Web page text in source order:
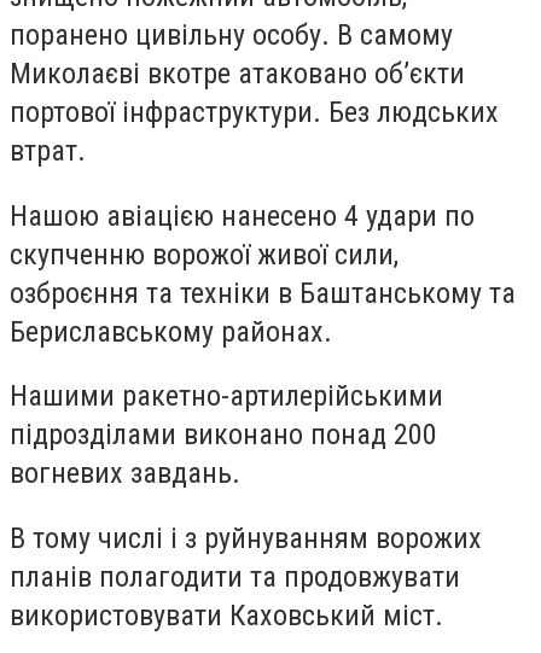
поранено цивільну особу. В самому
Миколаєві вкотре атаковано об’єкти
портової інфраструктури. Без людських
втрат.
Нашою авіацією нанесено 4 удари по
скупченню ворожої живої сили,
озброєння та техніки в Баштанському та
Бериславському районах.
Нашими ракетно-артилерійськими
підрозділами виконано понад 200
вогневих завдань.
В тому числі і з руйнуванням ворожих
планів полагодити та продовжувати
використовувати Каховський міст.